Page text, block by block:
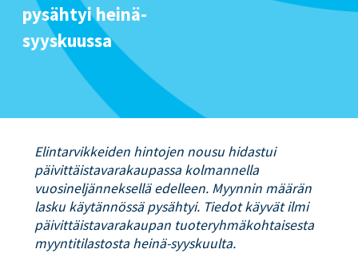
pysähtyi heinä-
syyskuussa
Elintarvikkeiden hintojen nousu hidastui
päivittäistavarakaupassa kolmannella
vuosineljänneksellä edelleen. Myynnin määrän
lasku käytännössä pysähtyi. Tiedot käyvät ilmi
päivittäistavarakaupan tuoteryhmäkohtaisesta
myyntitilastosta heinä-syyskuulta.